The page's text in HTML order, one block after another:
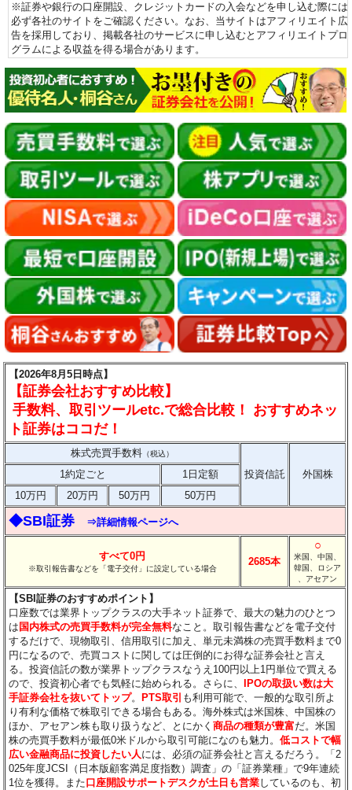
※証券や銀行の口座開設、クレジットカードの入会などを申し込む際には
必ず各社のサイトをご確認ください。なお、当サイトはアフィリエイト広
告を採用しており、掲載各社のサービスに申し込むとアフィリエイトプロ
グラムによる収益を得る場合があります。
【2026年8月5日時点】
【証券会社おすすめ比較】
手数料、取引ツールetc.で総合比較！ おすすめネッ
ト証券はココだ！
株式売買手数料 （税込）
投資信託 外国株
1約定ごと
1日定額
10万円
20万円 50万円 50万円
◆SBI証券 ⇒詳細情報ページへ
すべて0円
※取引報告書などを「電子交付」に設定している場合
2685本
○
米国、中国、
韓国、ロシア
、アセアン
【SBI証券のおすすめポイント】
口座数では業界トップクラスの大手ネット証券で、最大の魅力のひとつ
は 国内株式の売買手数料が完全無料なこと。取引報告書などを電子交付
するだけで、現物取引、信用取引に加え、単元未満株の売買手数料まで0
円になるので、売買コストに関しては圧倒的にお得な証券会社と言え
る。投資信託の数が業界トップクラスなうえ100円以上1円単位で買える
ので、投資初心者でも気軽に始められる。さらに、
IPOの取扱い数は大
手証券会社を抜いてトップ。 PTS取引 も利用可能で、一般的な取引所よ
り有利な価格で株取引できる場合もある。海外株式は米国株、中国株の
ほか、アセアン株も取り扱うなど、とにかく商品の種類が豊富だ。米国
株の売買手数料が最低0米ドルから取引可能になのも魅力。低コストで幅
広い金融商品に投資したい人には、必須の証券会社と言えるだろう。「2
025年度JCSI（日本版顧客満足度指数）調査」の「証券業種」で9年連続
1位を獲得。また口座開設サポートデスクが土日も営業しているのも、初